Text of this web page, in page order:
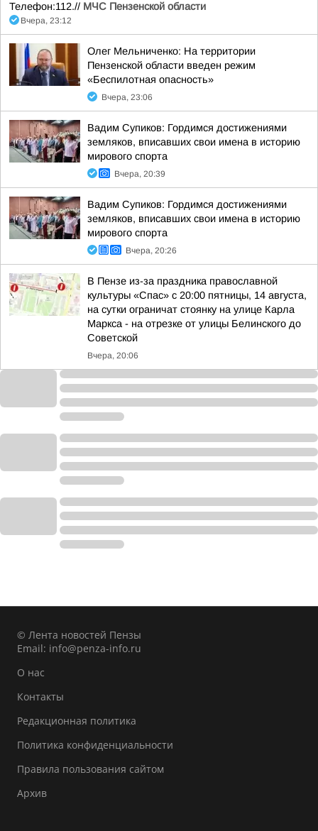
Телефон:112.// МЧС Пензенской области
Вчера, 23:12
Олег Мельниченко: На территории
Пензенской области введен режим
«Беспилотная опасность»
Вчера, 23:06
Вадим Супиков: Гордимся достижениями
земляков, вписавших свои имена в историю
мирового спорта
Вчера, 20:39
Вадим Супиков: Гордимся достижениями
земляков, вписавших свои имена в историю
мирового спорта
Вчера, 20:26
В Пензе из-за праздника православной
культуры «Спас» с 20:00 пятницы, 14 августа,
на сутки ограничат стоянку на улице Карла
Маркса - на отрезке от улицы Белинского до
Советской
Вчера, 20:06
© Лента новостей Пензы
Email: info@penza-info.ru
О нас
Контакты
Редакционная политика
Политика конфиденциальности
Правила пользования сайтом
Архив